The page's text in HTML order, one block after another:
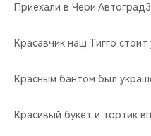
Приехали в
Красавчик наш Тигго стоит
Красным бантом был
Красивый букет и тортик